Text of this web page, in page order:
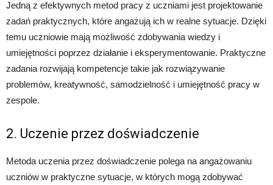
Jedną z efektywnych metod pracy z uczniami jest projektowanie
zadań praktycznych, które angażują ich w realne sytuacje. Dzięki
temu uczniowie mają możliwość zdobywania wiedzy i
umiejętności poprzez działanie i eksperymentowanie. Praktyczne
zadania rozwijają kompetencje takie jak rozwiązywanie
problemów, kreatywność, samodzielność i umiejętność pracy w
zespole.
2. Uczenie przez doświadczenie
Metoda uczenia przez doświadczenie polega na angażowaniu
uczniów w praktyczne sytuacje, w których mogą zdobywać